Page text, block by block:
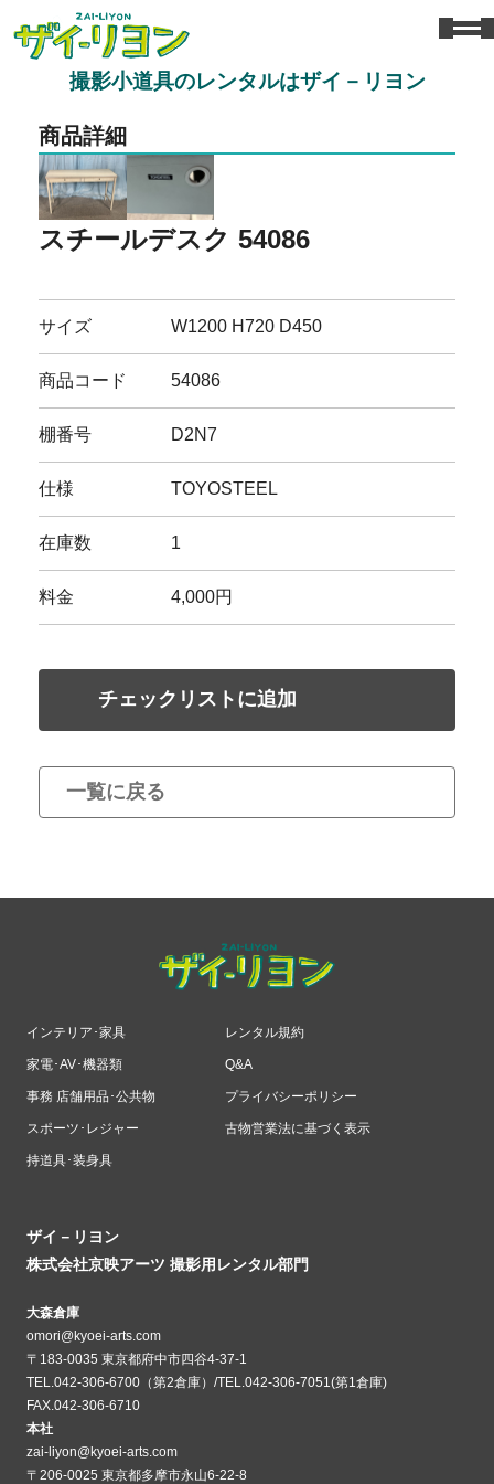
撮影小道具のレンタルはザイ－リヨン
商品詳細
スチールデスク 54086
サイズ W1200 H720 D450
商品コード 54086
棚番号 D2N7
仕様 TOYOSTEEL
在庫数 1
料金 4,000円
チェックリストに追加
一覧に戻る
インテリア･家具
家電･AV･機器類
事務 店舗用品･公共物
スポーツ･レジャー
持道具･装身具
レンタル規約
Q&A
プライバシーポリシー
古物営業法に基づく表示
ザイ－リヨン
株式会社京映アーツ 撮影用レンタル部門
大森倉庫
omori@kyoei-arts.com
〒183-0035 東京都府中市四谷4-37-1
TEL.042-306-6700（第2倉庫）/TEL.042-306-7051(第1倉庫)
FAX.042-306-6710
本社
zai-liyon@kyoei-arts.com
〒206-0025 東京都多摩市永山6-22-8